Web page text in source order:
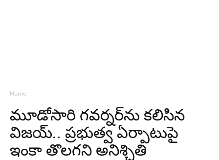
Home
మూడోసారి గవర్నర్‌ను కలిసిన
విజయ్‌.. ప్రభుత్వ ఏర్పాటుపై
ఇంకా తొలగని అనిశ్చితి